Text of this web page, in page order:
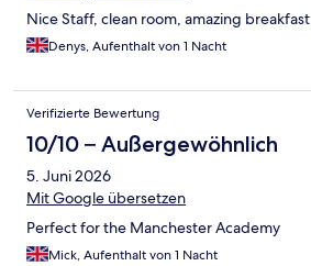
Nice Staff, clean room, amazing breakfast
Denys, Aufenthalt von 1 Nacht
Verifizierte Bewertung
10/10 – Außergewöhnlich
5. Juni 2026
Mit Google übersetzen
Perfect for the Manchester Academy
Mick, Aufenthalt von 1 Nacht